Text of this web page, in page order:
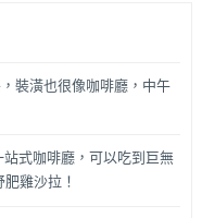
裝潢也很像咖啡廳，中午
式咖啡廳，可以吃到巨無
雞沙拉！